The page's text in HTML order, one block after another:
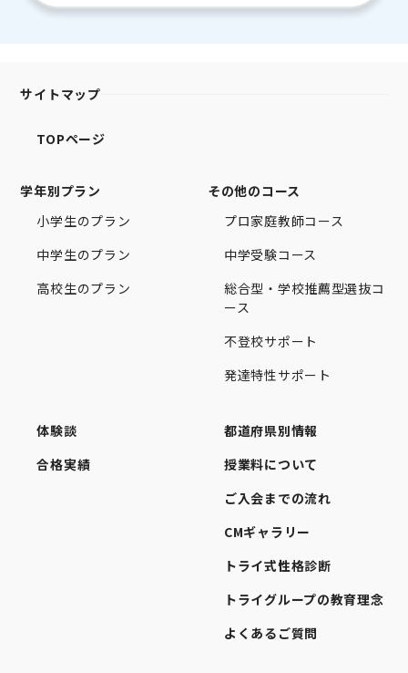
サイトマップ
TOPページ
学年別プラン
小学生のプラン
中学生のプラン
高校生のプラン
その他のコース
プロ家庭教師コース
中学受験コース
総合型・学校推薦型選抜コ
ース
不登校サポート
発達特性サポート
体験談
合格実績
都道府県別情報
授業料について
ご入会までの流れ
CMギャラリー
トライ式性格診断
トライグループの教育理念
よくあるご質問